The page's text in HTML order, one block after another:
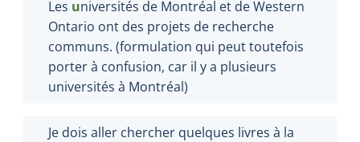
Les universités de Montréal et de Western
Ontario ont des projets de recherche
communs. (formulation qui peut toutefois
porter à confusion, car il y a plusieurs
universités à Montréal)
Je dois aller chercher quelques livres à la